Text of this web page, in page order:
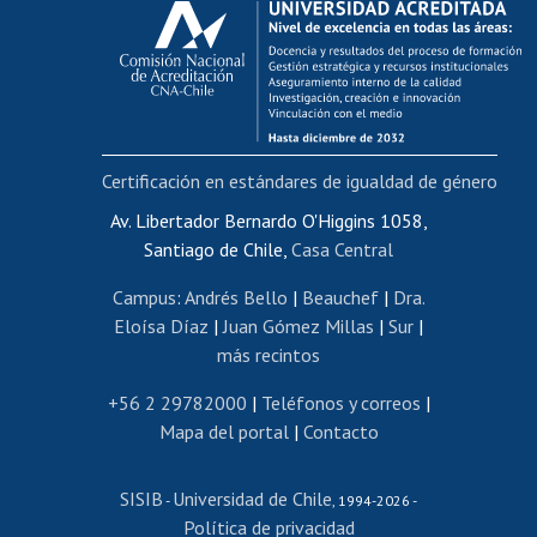
Postulación al AUCAI
Funcionarias/os
Cursos internos de capacitación
Bienestar del personal
Portal de movilidad interna
Certificado de renta
Certificado de renta honorarios
Editar páginas blancas
Extranjeras/os
Revalidación y reconocimiento de títulos
Postulación al Programa de Movilidad Estudiantil
Cursos de español
Av. Libertador Bernardo O'Higgins 1058,
Santiago de Chile, Casa Central
Campus: Andrés Bello | Beauchef| Dra.
Eloísa Díaz |Juan Gómez Millas | Sur |
más recintos
+56 2 29782000 | Teléfonos y correos |
Mapa del portal| Contacto
SISIB - Universidad de Chile, 1994-2026 -
Política de privacidad
Certificación en estándares de igualdad de género